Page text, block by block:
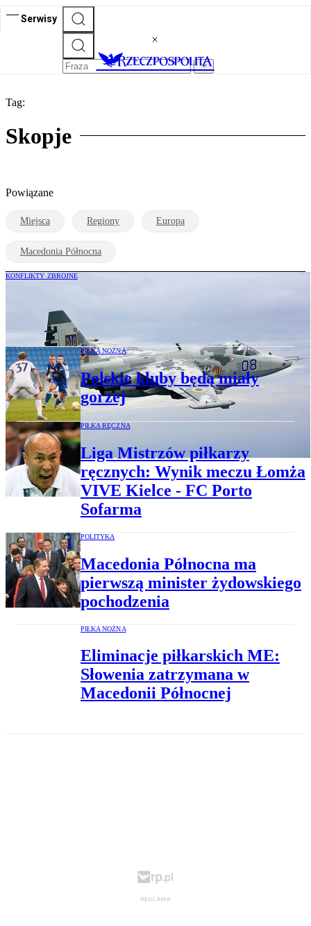
Serwisy
Tag:
Skopje
Powiązane
Miejsca Regiony Europa
Macedonia Północna
KONFLIKTY ZBROJNE
szturmowe, które od niej kupiła
PIŁKA NOŻNA
Polskie kluby będą miały
gorzej
PIŁKA RĘCZNA
Liga Mistrzów piłkarzy
ręcznych: Wynik meczu Łomża
VIVE Kielce - FC Porto
Sofarma
POLITYKA
Macedonia Północna ma
pierwszą minister żydowskiego
pochodzenia
PIŁKA NOŻNA
Eliminacje piłkarskich ME:
Słowenia zatrzymana w
Macedonii Północnej